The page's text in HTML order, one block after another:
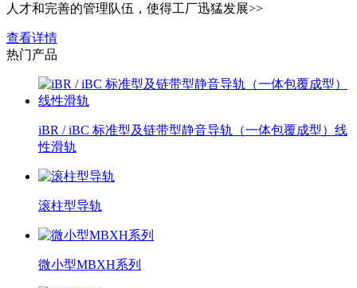
人才和完善的管理队伍，使得工厂迅猛发展>>
查看详情
热门产品
iBR / iBC 标准型及链带型静音导轨（一体包覆成型）线
性滑轨
滚柱型导轨
微小型MBXH系列